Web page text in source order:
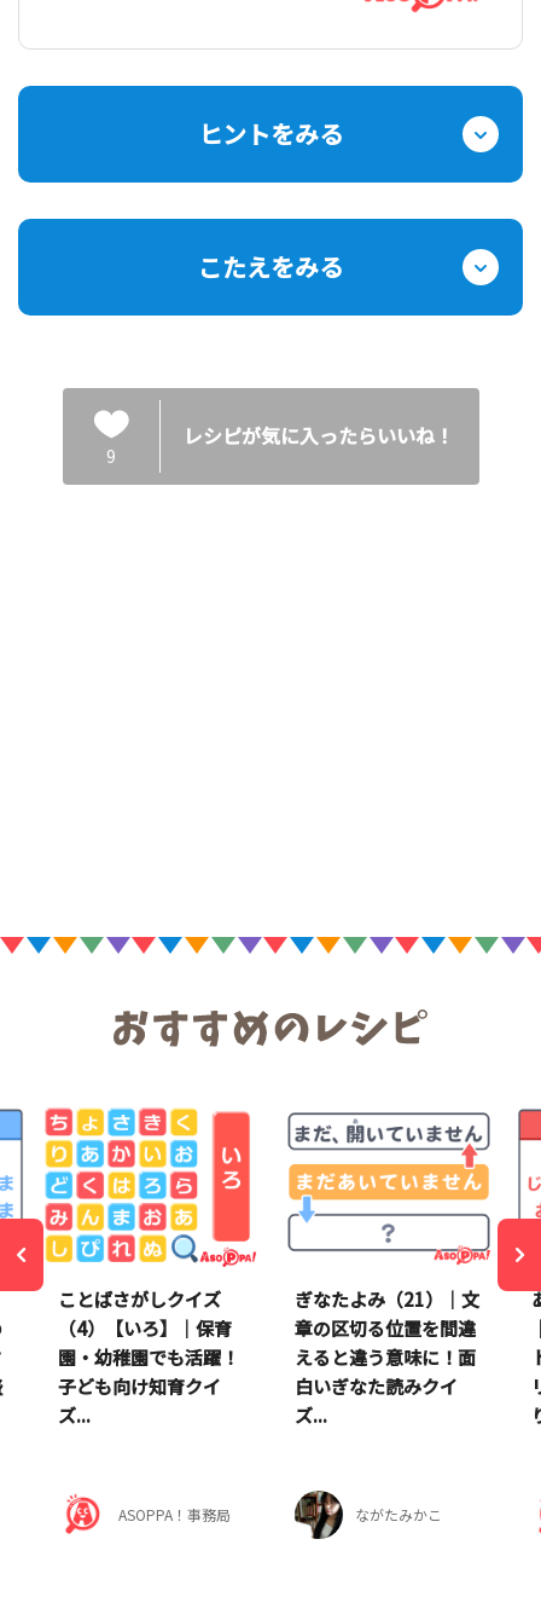
ヒントをみる
こたえをみる
9
レシピが気に入ったらいいね！
ことばさがしクイズ
（4）【いろ】｜保育
園・幼稚園でも活躍！
子ども向け知育クイ
ズ...
ASOPPA！事務局
ぎなたよみ（21）｜文
章の区切る位置を間違
えると違う意味に！面
白いぎなた読みクイ
ズ...
ながたみかこ